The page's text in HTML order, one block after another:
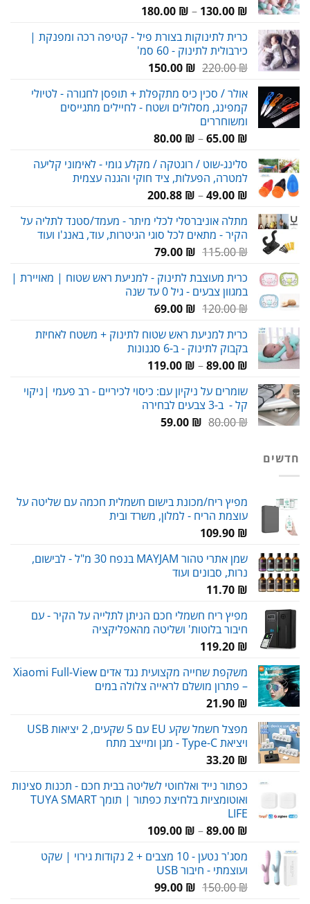
130.00 ₪
–
180.00 ₪
עד
כרית לתינוקות בצורת פיל - קטיפה רכה ומפנקת |
כירבולית לתינוק - 60 סמ'
220.00₪
המחיר
היה:
220.00 ₪.
150.00 ₪
המחיר
הוא:
150.00 ₪.
אולר / סכין כיס מתקפלת + תופסן לחגורה - לטיולי
קמפינג, מסלולים ושטח - לחיילים מתגייסים
ומשוחררים
65.00 ₪
–
80.00 ₪
טווח
עד
סלינג-שוט / רוגטקה / מקלע גומי - לאימוני קליעה
למטרה, הפעלות, ציד חוקי והגנה עצמית
49.00 ₪
–
200.88 ₪
טווח
עד
מתלה אוניברסלי לכלי מיתר - מעמד/סטנד לתליה על
הקיר - מתאים לכל סוגי הגיטרות, עוד, באנג'ו ועוד
115.00₪
המחיר
היה:
115.00 ₪.
79.00 ₪
המחיר
הוא:
79.00 ₪.
כרית מעוצבת לתינוק - למניעת ראש שטוח | מאויירת |
במגוון צבעים - גיל 0 עד שנה
120.00₪
המחיר
היה:
120.00 ₪.
69.00 ₪
המחיר
הוא:
69.00 ₪.
כרית למניעת ראש שטוח לתינוק + משטח לאחיזת
בקבוק לתינוק - ב-6 סגנונות
89.00 ₪
–
119.00 ₪
עד
שומרים על ניקיון עם: כיסוי לכיריים - רב פעמי |ניקוי
קל - ב-3 צבעים לבחירה
80.00₪
המחיר59.00 ₪
המחיר
חדשים
מפיץ ריח/מכונת בישום חשמלית חכמה עם שליטה על
עוצמת הריח - למלון, משרד ובית
109.90 ₪
שמן אתרי טהור MAYJAM בנפח 30 מ"ל - לבישום,
נרות, סבונים ועוד
11.70 ₪
מפיץ ריח חשמלי חכם הניתן לתלייה על הקיר - עם
חיבור בלוטות' ושליטה מהאפליקציה
119.20 ₪
משקפת שחייה מקצועית נגד אדים Xiaomi Full-View
– פתרון מושלם לראייה צלולה במים
21.90 ₪
מפצל חשמל שקע EU עם 5 שקעים, 2 יציאות USB
ויציאת Type-C - מגן ומייצב מתח
33.20 ₪
כפתור נייד ואלחוטי לשליטה בבית חכם - תכנות סצינות
ואוטומציות בלחיצת כפתור | תומך TUYA SMART
LIFE
89.00 ₪
–
109.00 ₪
מסג'ר נטען - 10 מצבים + 2 נקודות גירוי | שקט
ועוצמתי - חיבור USB
150.00₪
המחיר99.00 ₪
המחיר